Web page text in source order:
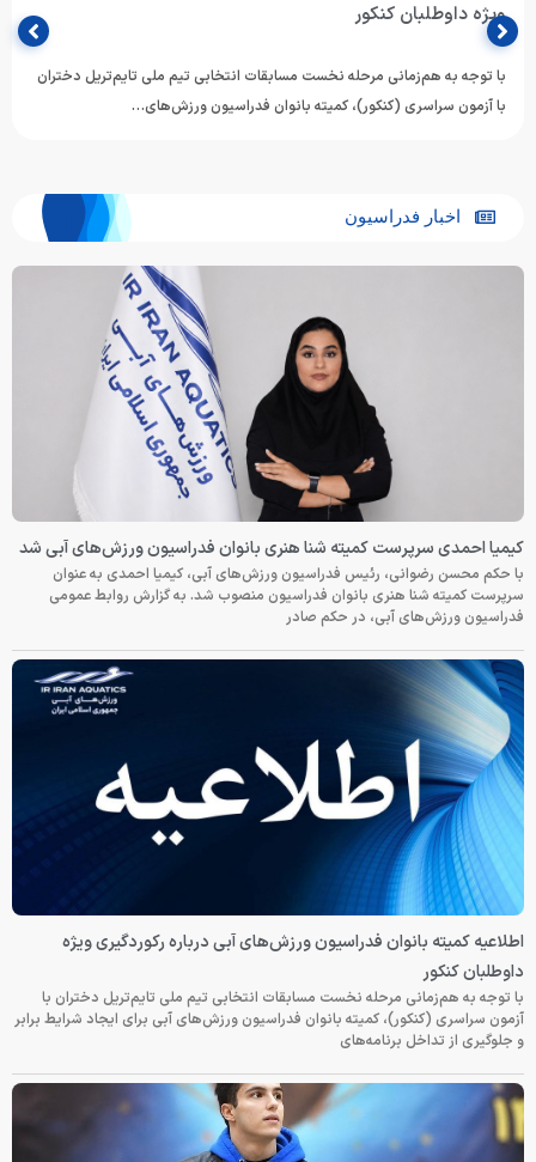
ویژه داوطلبان کنکور
با توجه به هم‌زمانی مرحله نخست مسابقات انتخابی تیم ملی تایم‌تریل دختران
با آزمون سراسری (کنکور)، کمیته بانوان فدراسیون ورزش‌های…
اخبار فدراسیون
کیمیا احمدی سرپرست کمیته شنا هنری بانوان فدراسیون ورزش‌های آبی شد
با حکم محسن رضوانی، رئیس فدراسیون ورزش‌های آبی، کیمیا احمدی به عنوان
سرپرست کمیته شنا هنری بانوان فدراسیون منصوب شد. به گزارش روابط عمومی
فدراسیون ورزش‌های آبی، در حکم صادر
اطلاعیه کمیته بانوان فدراسیون ورزش‌های آبی درباره رکوردگیری ویژه
داوطلبان کنکور
با توجه به هم‌زمانی مرحله نخست مسابقات انتخابی تیم ملی تایم‌تریل دختران با
آزمون سراسری (کنکور)، کمیته بانوان فدراسیون ورزش‌های آبی برای ایجاد شرایط برابر
و جلوگیری از تداخل برنامه‌های